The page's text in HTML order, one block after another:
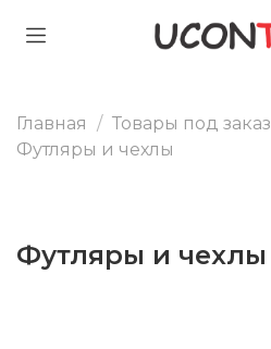
Главная Товары под заказ
Футляры и чехлы
Футляры и чехлы